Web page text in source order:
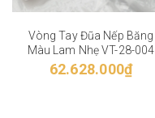
Vòng Tay Đũa Nếp Băng
Màu Lam Nhẹ VT-28-004
62.628.000₫